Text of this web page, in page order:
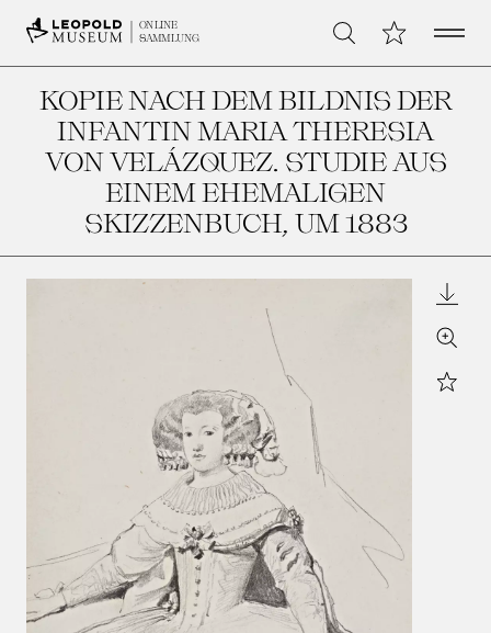
ONLINE
SAMMLUNG
Suche Meine Open
KOPIE NACH DEM BILDNIS DER
INFANTIN MARIA THERESIA
VON VELÁZQUEZ. STUDIE AUS
EINEM EHEMALIGEN
SKIZZENBUCH, UM 1883
Zoom
Star